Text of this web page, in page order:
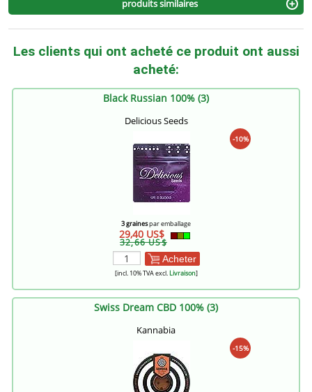
produits similaires
Les clients qui ont acheté ce produit ont aussi
acheté:
Black Russian 100% (3)
Delicious Seeds
-10%
3 grainespar emballage
29,40 US$
32,66 US$
Acheter
[incl. 10% TVA excl.Livraison]
Swiss Dream CBD 100% (3)
Kannabia
-15%